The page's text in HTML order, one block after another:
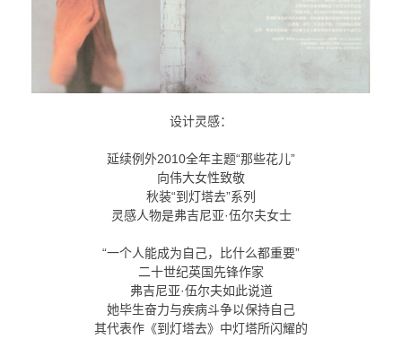
设计灵感：
延续例外2010全年主题“那些花儿”
向伟大女性致敬
秋装“到灯塔去”系列
灵感人物是弗吉尼亚·伍尔夫女士
“一个人能成为自己，比什么都重要”
二十世纪英国先锋作家
弗吉尼亚·伍尔夫如此说道
她毕生奋力与疾病斗争以保持自己
其代表作《到灯塔去》中灯塔所闪耀的